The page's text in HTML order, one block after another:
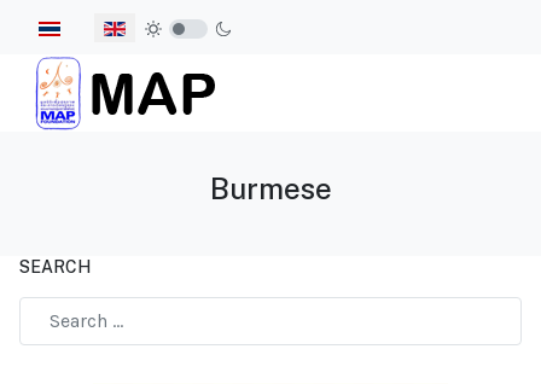
Select your language
Burmese
SEARCH